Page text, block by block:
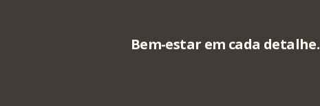
Bem-estar em cada detalhe.